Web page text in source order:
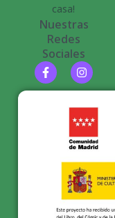
casa!
Nuestras
Redes
Sociales